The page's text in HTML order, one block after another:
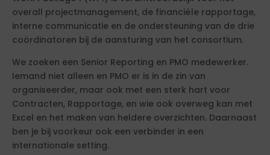
overall projectmanagement, de financiële rapportage,
interne communicatie en de ondersteuning van de drie
coördinatoren bij de aansturing van het consortium.
We zoeken een Senior Reporting en PMO medewerker.
Iemand niet alleen en PMO er is in de zin van
organiseerder, maar ook met een sterk hart voor
Contracten, Rapportage, en wie ook overweg kan met
Excel en het maken van heldere overzichten. Daarnaast
ben je bij voorkeur ook een verbinder in een
internationale setting.